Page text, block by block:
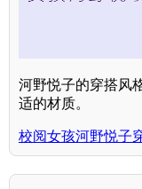
河野悦子的穿搭风
适的材质。
校阅女孩河野悦子